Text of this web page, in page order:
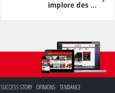
implore des ...
SUCCESS STORY OPINIONS TENDANCE